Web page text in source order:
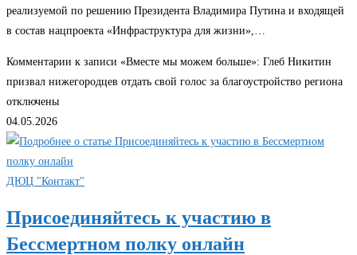
реализуемой по решению Президента Владимира Путина и входящей
в состав нацпроекта «Инфраструктура для жизни»,…
Комментарии к записи «Вместе мы можем больше»: Глеб Никитин
призвал нижегородцев отдать свой голос за благоустройство региона
отключены
04.05.2026
ДЮЦ "Контакт"
Присоединяйтесь к участию в
Бессмертном полку онлайн